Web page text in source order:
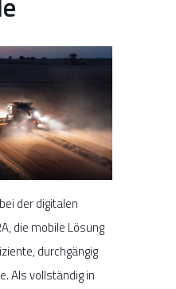
der digitalen
die mobile Lösung
durchgängig
Als vollständig in